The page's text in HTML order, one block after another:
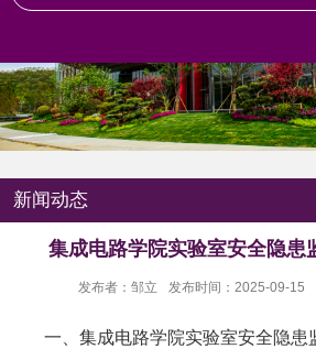
新闻动态
集成电路学院实验室安全隐患
发布者：邹立 发布时间：2025-09-15
一、集成电路学院实验室安全隐患